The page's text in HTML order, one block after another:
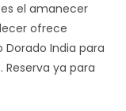
el amanecer
ofrece
India para
ya para